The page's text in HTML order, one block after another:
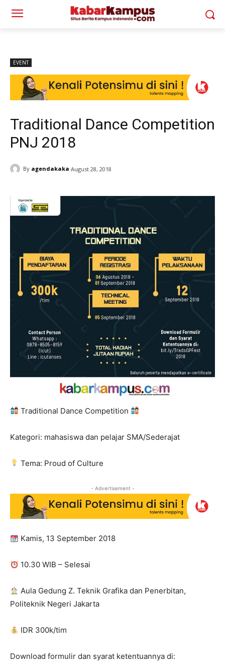
EVENT
Traditional Dance Competition
PNJ 2018
By agendakaka August 28, 2018
Traditional Dance Competition
Kategori: mahasiswa dan pelajar SMA/Sederajat
Tema: Proud of Culture
- Advertisement -
Kamis, 13 September 2018
10.30 WIB – Selesai
Aula Gedung Z. Teknik Grafika dan Penerbitan,
Politeknik Negeri Jakarta
IDR 300k/tim
Download formulir dan syarat ketentuannya di: